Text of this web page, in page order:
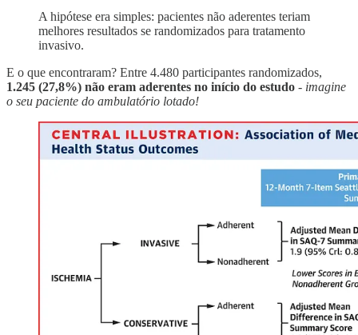
A hipótese era simples: pacientes não aderentes teriam
melhores resultados se randomizados para tratamento
invasivo.
E o que encontraram? Entre 4.480 participantes randomizados,
1.245 (27,8%) não eram aderentes no início do estudo - imagine
o seu paciente do ambulatório lotado!